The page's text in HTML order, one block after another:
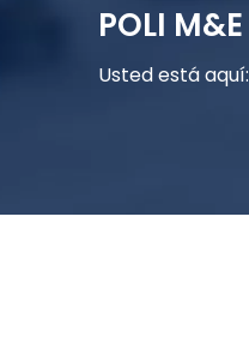
POLI M&E
Usted está aquí: